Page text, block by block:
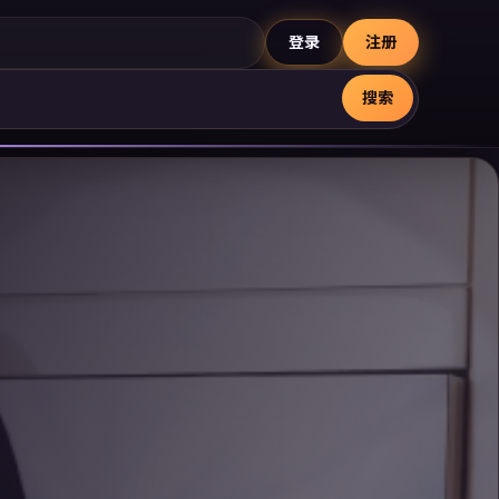
登录 注册
搜索